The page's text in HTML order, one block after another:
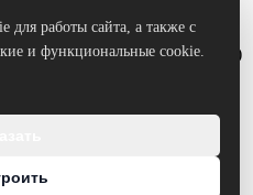
данных
Умный поиск(тестовый режим)
для работы сайта, а также с
и функциональные cookie.